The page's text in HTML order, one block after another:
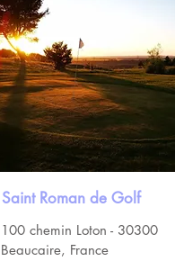
Saint Roman de Golf
100 chemin Loton - 30300
Beaucaire, France